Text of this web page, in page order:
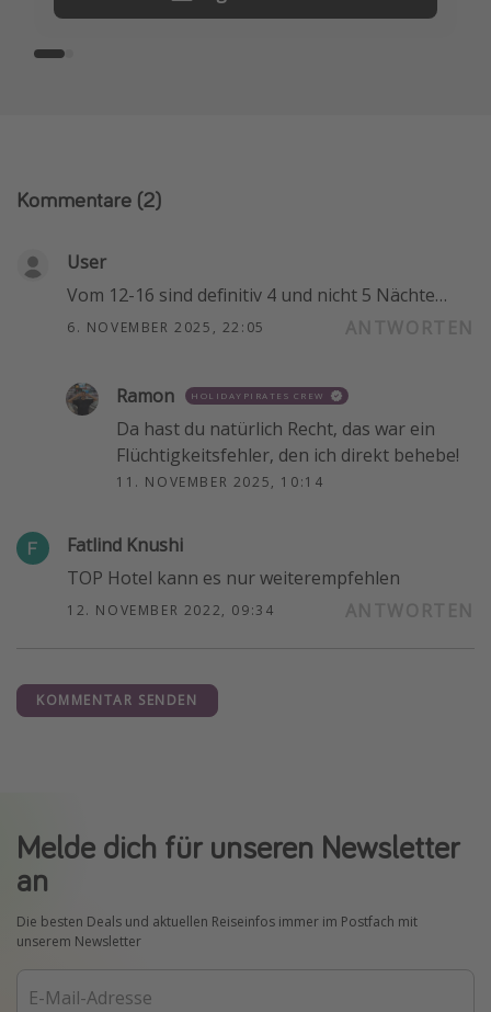
Kommentare (2)
User
Vom 12-16 sind definitiv 4 und nicht 5 Nächte…
6. NOVEMBER 2025, 22:05
Ramon HOLIDAYPIRATES CREW
Da hast du natürlich Recht, das war ein
Flüchtigkeitsfehler, den ich direkt behebe!
11. NOVEMBER 2025, 10:14
Fatlind Knushi
TOP Hotel kann es nur weiterempfehlen
12. NOVEMBER 2022, 09:34
KOMMENTAR SENDEN
Melde dich für unseren Newsletter
an
Die besten Deals und aktuellen Reiseinfos immer im Postfach mit
unserem Newsletter